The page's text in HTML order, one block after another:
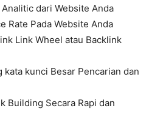
dari Website Anda
Rate Pada Website Anda
Link Wheel atau Backlink
kata kunci Besar Pencarian dan
Building Secara Rapi dan